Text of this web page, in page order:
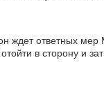
ждет ответных мер
в сторону и